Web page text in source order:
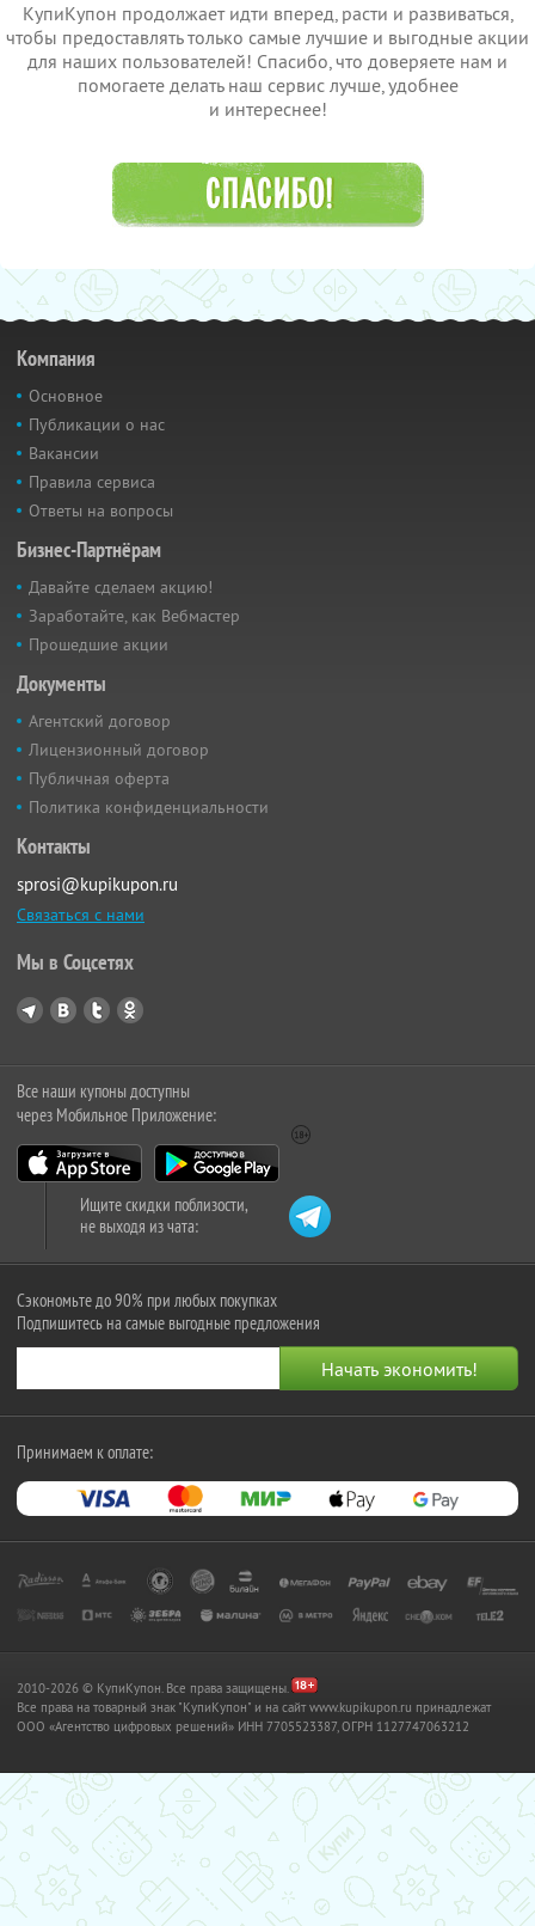
КупиКупон продолжает идти вперед, расти и развиваться,
чтобы предоставлять только самые лучшие и выгодные акции
для наших пользователей! Спасибо, что доверяете нам и
помогаете делать наш сервис лучше, удобнее
и интереснее!
Компания
Основное
Публикации о нас
Вакансии
Правила сервиса
Ответы на вопросы
Бизнес-Партнёрам
Давайте сделаем акцию!
Заработайте, как Вебмастер
Прошедшие акции
Документы
Агентский договор
Лицензионный договор
Публичная оферта
Политика конфиденциальности
Контакты
sprosi@kupikupon.ru
Связаться с нами
Мы в Соцсетях
Все наши купоны доступны
через Мобильное Приложение:
Ищите скидки поблизости,
не выходя из чата:
Сэкономьте до 90% при любых покупках
Подпишитесь на самые выгодные предложения
Принимаем к оплате:
2010-2026 © КупиКупон. Все права защищены.
Все права на товарный знак "КупиКупон" и на сайт www.kupikupon.ru принадлежат
OOO «Агентство цифровых решений» ИНН 7705523387, ОГРН 1127747063212